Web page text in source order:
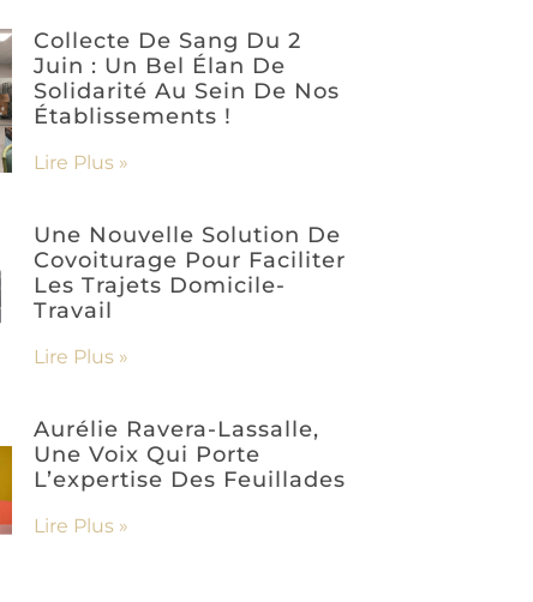
Collecte De Sang Du 2
Juin : Un Bel Élan De
Solidarité Au Sein De Nos
Établissements !
Lire Plus »
Une Nouvelle Solution De
Covoiturage Pour Faciliter
Les Trajets Domicile-
Travail
Lire Plus »
Aurélie Ravera-Lassalle,
Une Voix Qui Porte
L’expertise Des Feuillades
Lire Plus »